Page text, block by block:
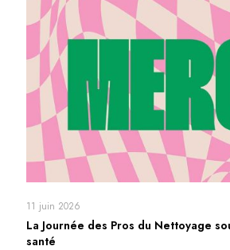
11 juin 2026
La Journée des Pros du Nettoyage
santé